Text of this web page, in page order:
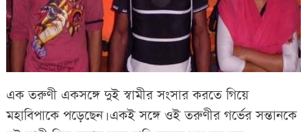
এক তরুণী একসঙ্গে দুই স্বামীর সংসার করতে গিয়ে
মহাবিপাকে পড়েছেন। একই সঙ্গে ওই তরুণীর গর্ভের সন্তানকে